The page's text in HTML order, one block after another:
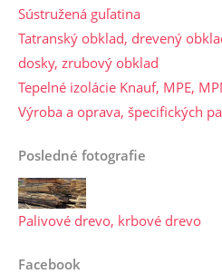
Sústružená guľatina
Tatranský obklad, drevený
dosky, zrubový obklad
Tepelné izolácie Knauf, MPE,
Výroba a oprava, špecifických
Posledné fotografie
Palivové drevo, krbové drevo
Facebook